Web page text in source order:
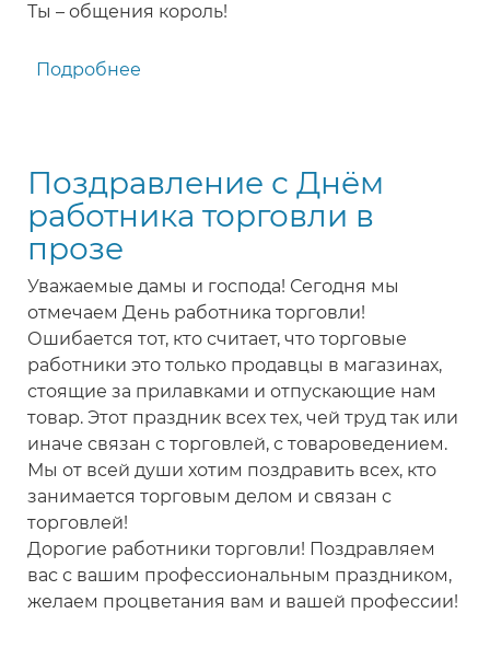
Ты – общения король!
Подробнее
февраля,
с
днем
коллеге-
сотруднику
продавцу,
менеджеру
по
продажам
Поздравление с Днём
работника торговли в
прозе
Уважаемые дамы и господа! Сегодня мы
отмечаем День работника торговли!
Ошибается тот, кто считает, что торговые
работники это только продавцы в магазинах,
стоящие за прилавками и отпускающие нам
товар. Этот праздник всех тех, чей труд так или
иначе связан с торговлей, с товароведением.
Мы от всей души хотим поздравить всех, кто
занимается торговым делом и связан с
торговлей!
Дорогие работники торговли! Поздравляем
вас с вашим профессиональным праздником,
желаем процветания вам и вашей профессии!